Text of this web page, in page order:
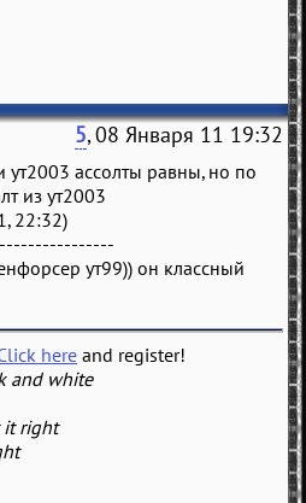
5, 08 Января 11 19:32
ут2003 ассолты равны, но по
из ут2003
22:32)
ут99)) он классный
here and register!
and white
it right